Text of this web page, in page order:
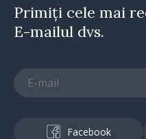
Primiți cele mai
E-mailul dvs.
Facebook